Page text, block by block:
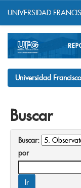
navigation
UNIVERSIDAD
Universidad
Buscar
Buscar:
por